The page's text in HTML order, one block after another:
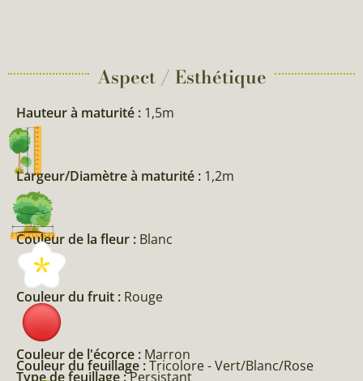
Aspect / Esthétique
Hauteur à maturité : 1,5m
Largeur/Diamètre à maturité : 1,2m
Couleur de la fleur : Blanc
Couleur du fruit : Rouge
Couleur de l'écorce : Marron
Couleur du feuillage :Tricolore - Vert/Blanc/Rose
Type de feuillage :Persistant